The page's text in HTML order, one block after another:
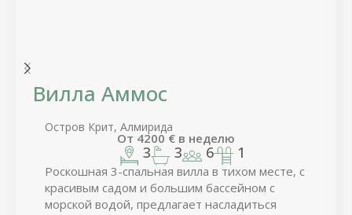
Вилла Аммос
Остров Крит, Алмирида
От 4200 € в неделю
3 3 6 1
Роскошная 3-спальная вилла в тихом месте, с
красивым садом и большим бассейном с
морской водой, предлагает насладиться